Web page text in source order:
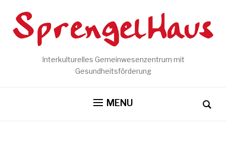
Interkulturelles Gemeinwesenzentrum mit
Gesundheitsförderung
MENU